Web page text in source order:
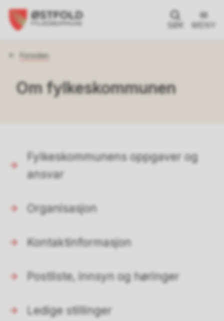
SØK MENY
Du
Forsiden
Om fylkeskommunen
Fylkeskommunens oppgaver og
ansvar
Organisasjon
Kontaktinformasjon
Postliste, innsyn og høringer
Ledige stillinger